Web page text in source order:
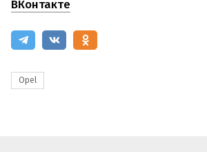
ВКонтакте
Opel